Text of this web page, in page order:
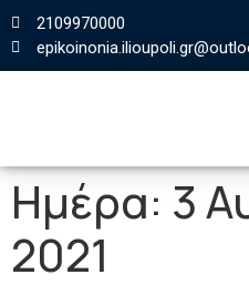
2109970000
Ημέρα: 3
2021